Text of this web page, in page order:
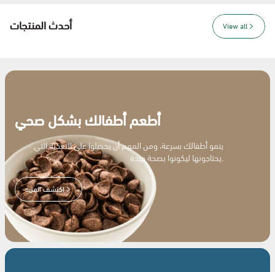
أحدث المنتجات View all
أطعم أطفالك بشكل صحي
ينمو أطفالك بسرعة، ومن المهم أن يحصلوا على التغذية التي
يحتاجونها ليكونوا بصحة جيدة.
اكتشف المزيد